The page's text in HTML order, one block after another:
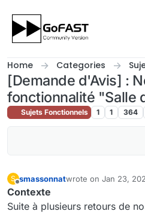
Home Categories
[Demande d'Avis] :
fonctionnalité "Salle
Sujets Fonctionnels 1 1 364
S
Offline
smassonnatwrote on Jan 23,
last edited by
Contexte
Suite à plusieurs retours de